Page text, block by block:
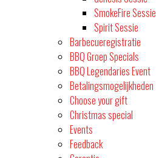
SmokeFire Sessie
Spirit Sessie
Barbecueregistratie
BBQ Groep Specials
BBQ Legendaries Event
Betalingsmogelijkheden
Choose your gift
Christmas special
Events
Feedback